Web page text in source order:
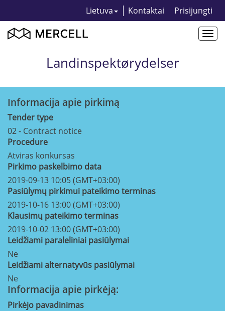
Lietuva Kontaktai Prisijungti
Landinspektørydelser
Informacija apie pirkimą
Tender type
02 - Contract notice
Procedure
Atviras konkursas
Pirkimo paskelbimo data
2019-09-13 10:05 (GMT+03:00)
Pasiūlymų pirkimui pateikimo terminas
2019-10-16 13:00 (GMT+03:00)
Klausimų pateikimo terminas
2019-10-02 13:00 (GMT+03:00)
Leidžiami paraleliniai pasiūlymai
Ne
Leidžiami alternatyvūs pasiūlymai
Ne
Informacija apie pirkėją:
Pirkėjo pavadinimas